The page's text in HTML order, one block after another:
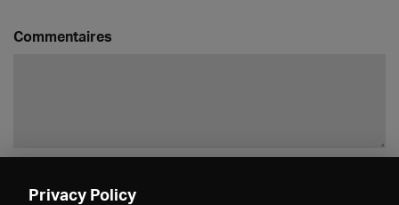
Commentaires
Privacy Policy